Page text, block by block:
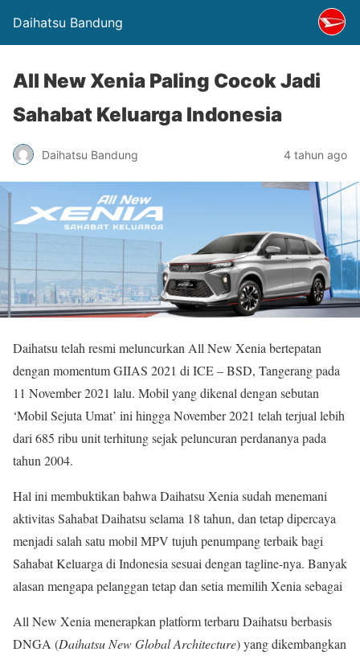
Daihatsu Bandung
All New Xenia Paling Cocok Jadi
Sahabat Keluarga Indonesia
Daihatsu Bandung 4 tahun ago
Daihatsu telah resmi meluncurkan All New Xenia bertepatan
dengan momentum GIIAS 2021 di ICE – BSD, Tangerang pada
11 November 2021 lalu. Mobil yang dikenal dengan sebutan
‘Mobil Sejuta Umat’ ini hingga November 2021 telah terjual lebih
dari 685 ribu unit terhitung sejak peluncuran perdananya pada
tahun 2004.
Hal ini membuktikan bahwa Daihatsu Xenia sudah menemani
aktivitas Sahabat Daihatsu selama 18 tahun, dan tetap dipercaya
menjadi salah satu mobil MPV tujuh penumpang terbaik bagi
Sahabat Keluarga di Indonesia sesuai dengan tagline-nya. Banyak
alasan mengapa pelanggan tetap dan setia memilih Xenia sebagai
All New Xenia menerapkan platform terbaru Daihatsu berbasis
DNGA (Daihatsu New Global Architecture) yang dikembangkan